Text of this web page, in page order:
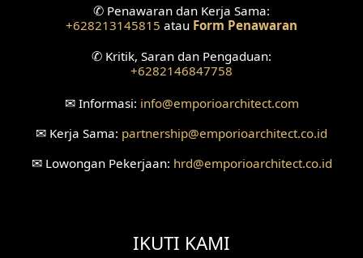
✆ Penawaran dan Kerja Sama:
+628213145815 atau Form Penawaran
✆ Kritik, Saran dan Pengaduan:
+6282146847758
✉Informasi: info@emporioarchitect.com
✉ Kerja Sama: partnership@emporioarchitect.co.id
✉Lowongan Pekerjaan: hrd@emporioarchitect.co.id
IKUTI KAMI